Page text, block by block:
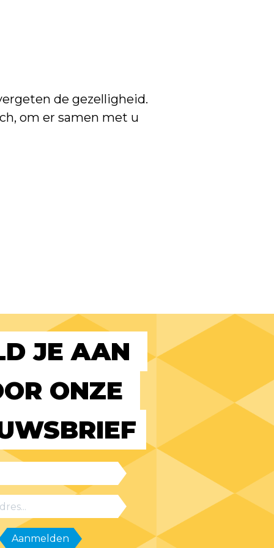
de gezelligheid.
om er samen met u
JE AAN
ONZE